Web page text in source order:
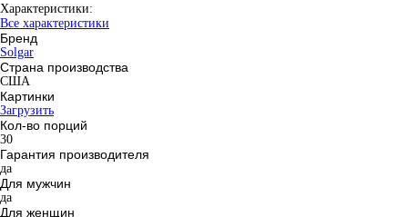
Характеристики:
Все характеристики
Бренд
Solgar
Страна производства
США
Картинки
Загрузить
Кол-во порций
30
Гарантия производителя
да
Для мужчин
да
Для женщин